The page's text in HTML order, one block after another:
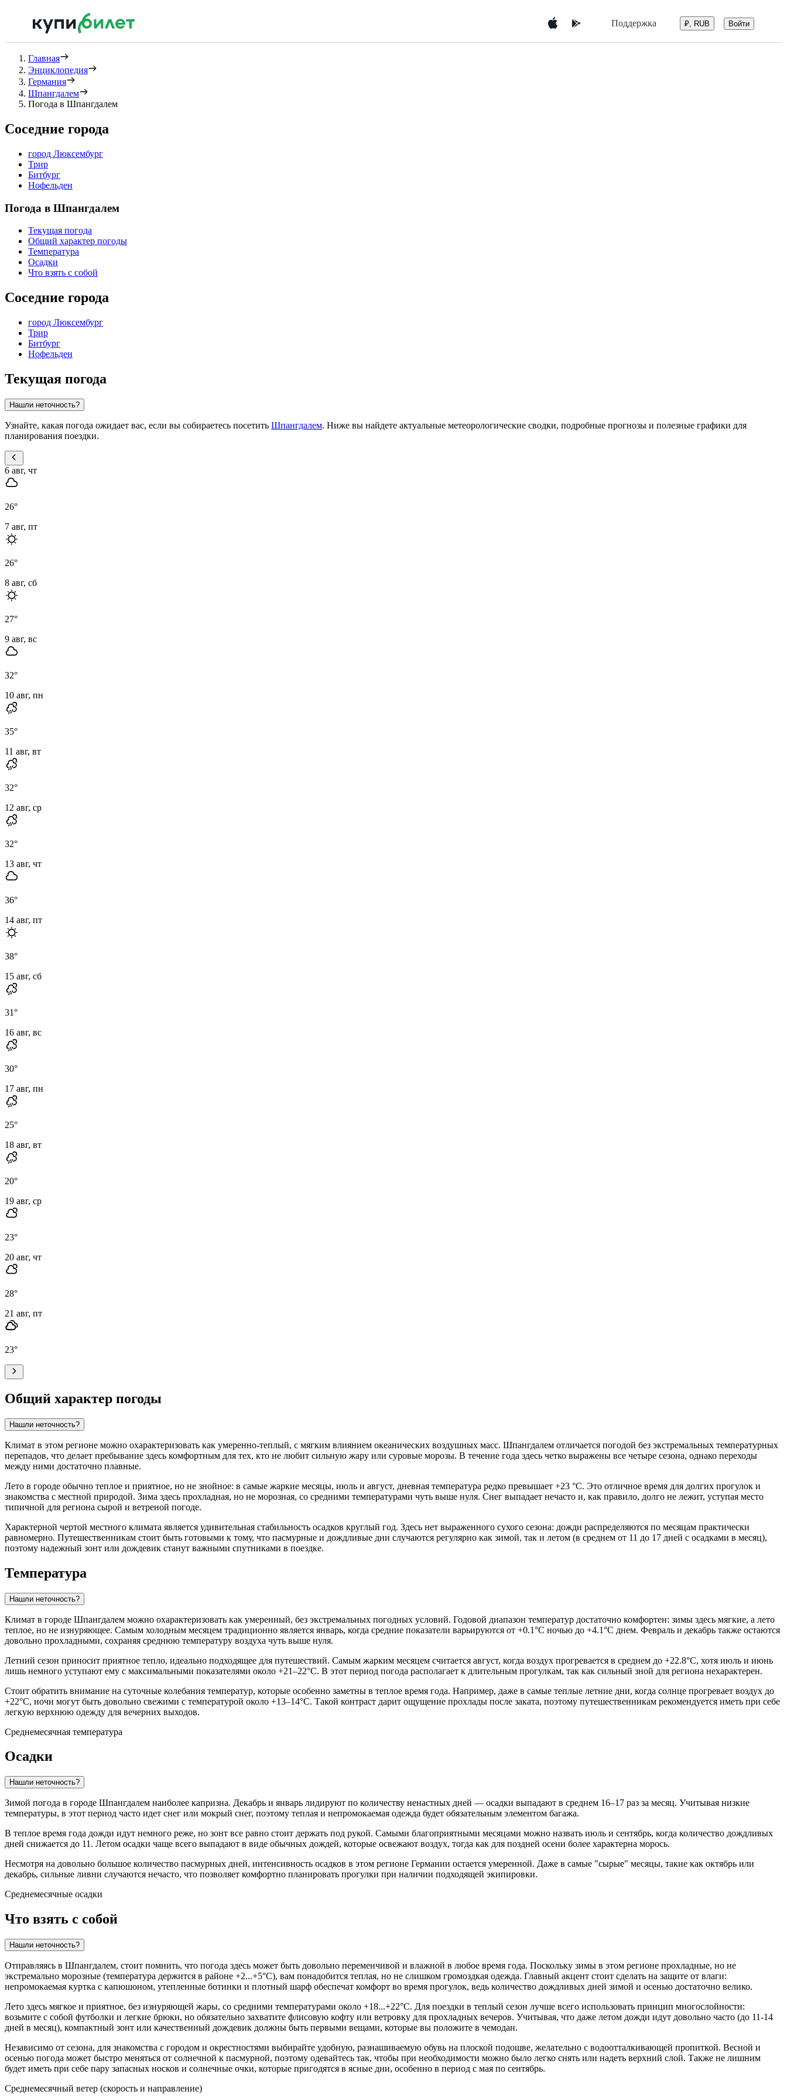
Поддержка ₽, RUB Войти
Главная
Энциклопедия
Германия
Шпангдалем
Погода в Шпангдалем
Соседние города
город Люксембург
Трир
Битбург
Нофельден
Погода в Шпангдалем
Текущая погода
Общий характер погоды
Температура
Осадки
Что взять с собой
Соседние города
город Люксембург
Трир
Битбург
Нофельден
Текущая погода
Нашли неточность?
Узнайте, какая погода ожидает вас, если вы собираетесь посетить Шпангдалем. Ниже вы найдете актуальные метеорологические сводки, подробные прогнозы и полезные графики для
планирования поездки.
6 авг, чт
26°
7 авг, пт
26°
8 авг, сб
27°
9 авг, вс
32°
10 авг, пн
35°
11 авг, вт
32°
12 авг, ср
32°
13 авг, чт
36°
14 авг, пт
38°
15 авг, сб
31°
16 авг, вс
30°
17 авг, пн
25°
18 авг, вт
20°
19 авг, ср
23°
20 авг, чт
28°
21 авг, пт
23°
Общий характер погоды
Нашли неточность?
Климат в этом регионе можно охарактеризовать как умеренно-теплый, с мягким влиянием океанических воздушных масс. Шпангдалем отличается погодой без экстремальных температурных
перепадов, что делает пребывание здесь комфортным для тех, кто не любит сильную жару или суровые морозы. В течение года здесь четко выражены все четыре сезона, однако переходы
между ними достаточно плавные.
Лето в городе обычно теплое и приятное, но не знойное: в самые жаркие месяцы, июль и август, дневная температура редко превышает +23 °C. Это отличное время для долгих прогулок и
знакомства с местной природой. Зима здесь прохладная, но не морозная, со средними температурами чуть выше нуля. Снег выпадает нечасто и, как правило, долго не лежит, уступая место
типичной для региона сырой и ветреной погоде.
Характерной чертой местного климата является удивительная стабильность осадков круглый год. Здесь нет выраженного сухого сезона: дожди распределяются по месяцам практически
равномерно. Путешественникам стоит быть готовыми к тому, что пасмурные и дождливые дни случаются регулярно как зимой, так и летом (в среднем от 11 до 17 дней с осадками в месяц),
поэтому надежный зонт или дождевик станут важными спутниками в поездке.
Температура
Нашли неточность?
Климат в городе Шпангдалем можно охарактеризовать как умеренный, без экстремальных погодных условий. Годовой диапазон температур достаточно комфортен: зимы здесь мягкие, а лето
теплое, но не изнуряющее. Самым холодным месяцем традиционно является январь, когда средние показатели варьируются от +0.1°C ночью до +4.1°C днем. Февраль и декабрь также остаются
довольно прохладными, сохраняя среднюю температуру воздуха чуть выше нуля.
Летний сезон приносит приятное тепло, идеально подходящее для путешествий. Самым жарким месяцем считается август, когда воздух прогревается в среднем до +22.8°C, хотя июль и июнь
лишь немного уступают ему с максимальными показателями около +21–22°C. В этот период погода располагает к длительным прогулкам, так как сильный зной для региона нехарактерен.
Стоит обратить внимание на суточные колебания температур, которые особенно заметны в теплое время года. Например, даже в самые теплые летние дни, когда солнце прогревает воздух до
+22°C, ночи могут быть довольно свежими с температурой около +13–14°C. Такой контраст дарит ощущение прохлады после заката, поэтому путешественникам рекомендуется иметь при себе
легкую верхнюю одежду для вечерних выходов.
Среднемесячная температура
Осадки
Нашли неточность?
Зимой погода в городе Шпангдалем наиболее капризна. Декабрь и январь лидируют по количеству ненастных дней — осадки выпадают в среднем 16–17 раз за месяц. Учитывая низкие
температуры, в этот период часто идет снег или мокрый снег, поэтому теплая и непромокаемая одежда будет обязательным элементом багажа.
В теплое время года дожди идут немного реже, но зонт все равно стоит держать под рукой. Самыми благоприятными месяцами можно назвать июль и сентябрь, когда количество дождливых
дней снижается до 11. Летом осадки чаще всего выпадают в виде обычных дождей, которые освежают воздух, тогда как для поздней осени более характерна морось.
Несмотря на довольно большое количество пасмурных дней, интенсивность осадков в этом регионе Германии остается умеренной. Даже в самые "сырые" месяцы, такие как октябрь или
декабрь, сильные ливни случаются нечасто, что позволяет комфортно планировать прогулки при наличии подходящей экипировки.
Среднемесячные осадки
Что взять с собой
Нашли неточность?
Отправляясь в Шпангдалем, стоит помнить, что погода здесь может быть довольно переменчивой и влажной в любое время года. Поскольку зимы в этом регионе прохладные, но не
экстремально морозные (температура держится в районе +2...+5°C), вам понадобится теплая, но не слишком громоздкая одежда. Главный акцент стоит сделать на защите от влаги:
непромокаемая куртка с капюшоном, утепленные ботинки и плотный шарф обеспечат комфорт во время прогулок, ведь количество дождливых дней зимой и осенью достаточно велико.
Лето здесь мягкое и приятное, без изнуряющей жары, со средними температурами около +18...+22°C. Для поездки в теплый сезон лучше всего использовать принцип многослойности:
возьмите с собой футболки и легкие брюки, но обязательно захватите флисовую кофту или ветровку для прохладных вечеров. Учитывая, что даже летом дожди идут довольно часто (до 11-14
дней в месяц), компактный зонт или качественный дождевик должны быть первыми вещами, которые вы положите в чемодан.
Независимо от сезона, для знакомства с городом и окрестностями выбирайте удобную, разнашиваемую обувь на плоской подошве, желательно с водоотталкивающей пропиткой. Весной и
осенью погода может быстро меняться от солнечной к пасмурной, поэтому одевайтесь так, чтобы при необходимости можно было легко снять или надеть верхний слой. Также не лишним
будет иметь при себе пару запасных носков и солнечные очки, которые пригодятся в ясные дни, особенно в период с мая по сентябрь.
Среднемесячный ветер (скорость и направление)